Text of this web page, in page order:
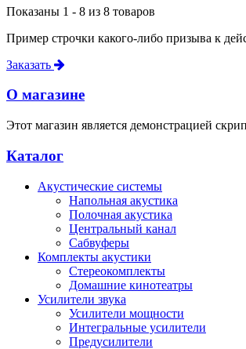
Показаны 1 - 8 из 8 товаров
Пример строчки какого-либо призыва к
Заказать
О магазине
Этот магазин является демонстрацией
Каталог
Акустические системы
Напольная акустика
Полочная акустика
Центральный канал
Сабвуферы
Комплекты акустики
Стереокомплекты
Домашние кинотеатры
Усилители звука
Усилители мощности
Интегральные усилители
Предусилители